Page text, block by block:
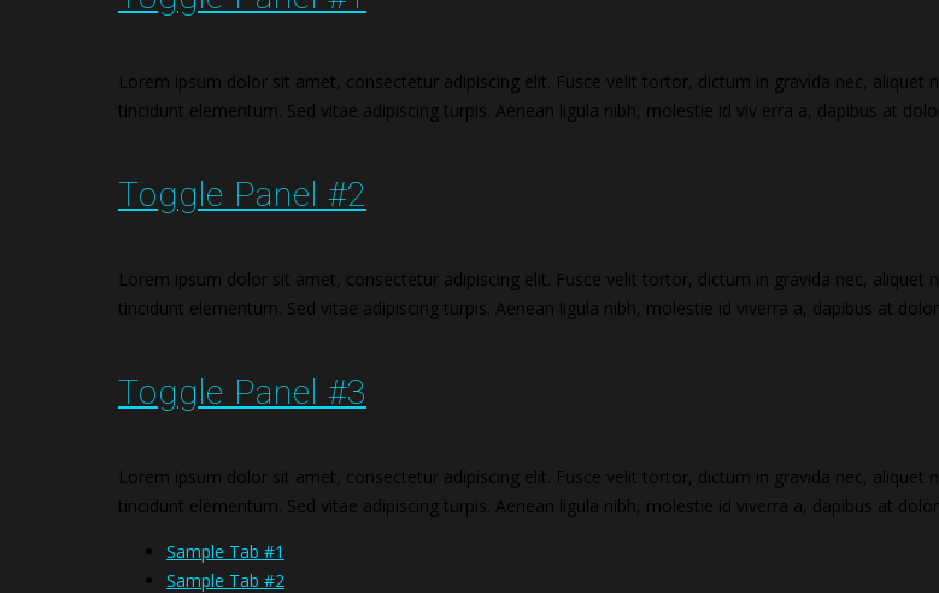
Lorem ipsum dolor sit amet, consectetur adipiscing elit. Fusce velit tortor, dictum in gravida nec,
tincidunt elementum. Sed vitae adipiscing turpis. Aenean ligula nibh, molestie id viv erra a, dapibus at
Toggle Panel #2
Lorem ipsum dolor sit amet, consectetur adipiscing elit. Fusce velit tortor, dictum in gravida nec,
tincidunt elementum. Sed vitae adipiscing turpis. Aenean ligula nibh, molestie id viverra a, dapibus at
Toggle Panel #3
Lorem ipsum dolor sit amet, consectetur adipiscing elit. Fusce velit tortor, dictum in gravida nec,
tincidunt elementum. Sed vitae adipiscing turpis. Aenean ligula nibh, molestie id viverra a, dapibus at
Sample Tab #1
Sample Tab #2